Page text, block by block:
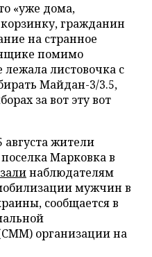
«уже дома,
гражданин
на странное
помимо
листовочка с
Майдан-3/3.5,
за вот эту вот
августа жители
Марковка в
наблюдателям
мужчин в
сообщается в
организации на